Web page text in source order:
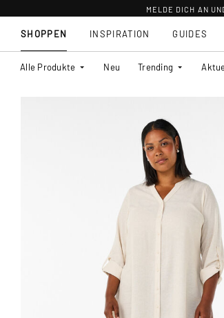
MELDE DICH AN
SHOPPEN
Alle Produkte Neu Trending
INSPIRATION GUIDES